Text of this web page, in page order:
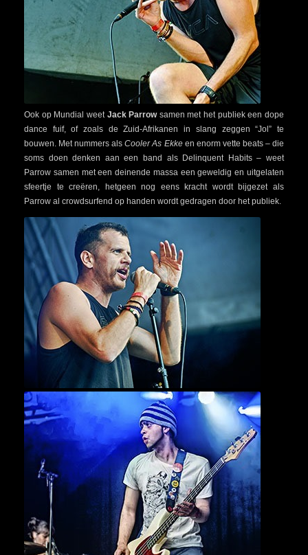
Ook op Mundial weet Jack Parrowsamen met het publiek een dope
dance fuif, of zoals de Zuid-Afrikanen in slang zeggen “Jol” te
bouwen. Met nummers alsCooler As Ekkeen enorm vette beats – die
soms doen denken aan een band als Delinquent Habits – weet
Parrow samen met een deinende massa een geweldig en uitgelaten
sfeertje te creëren, hetgeen nog eens kracht wordt bijgezet als
Parrow al crowdsurfend op handen wordt gedragen door het publiek.